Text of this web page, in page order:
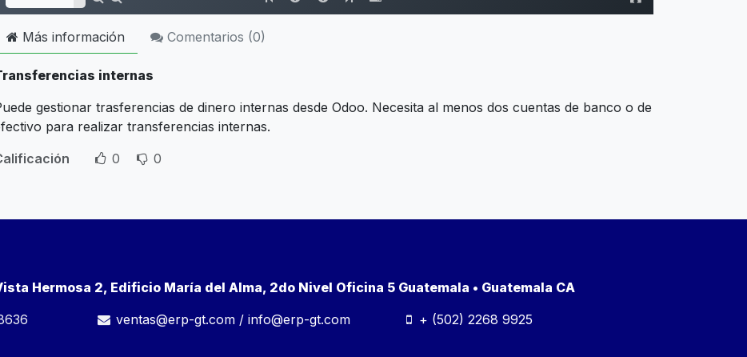
Más información Comentarios (0)
internas
gestionar trasferencias de dinero internas desde Odoo. Necesita al menos dos cuentas de banco o de
para realizar transferencias internas.
0 0
Hermosa 2, Edificio María del Alma, 2do Nivel Oficina 5 Guatemala • Guatemala CA
ventas@erp-gt.com /info@erp-gt.com + (502) 2268 9925